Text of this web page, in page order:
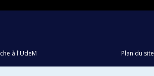
à l'UdeM
Plan du site